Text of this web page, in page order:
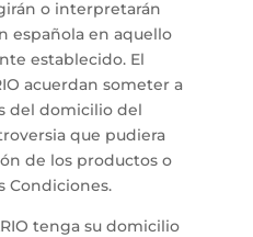
o interpretarán
española en aquello
establecido. El
acuerdan someter a
del domicilio del
que pudiera
de los productos o
Condiciones.
tenga su domicilio